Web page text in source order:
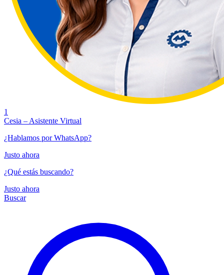
1
Cesia – Asistente Virtual
¿Hablamos por WhatsApp?
Justo ahora
¿Qué estás buscando?
Justo ahora
Buscar